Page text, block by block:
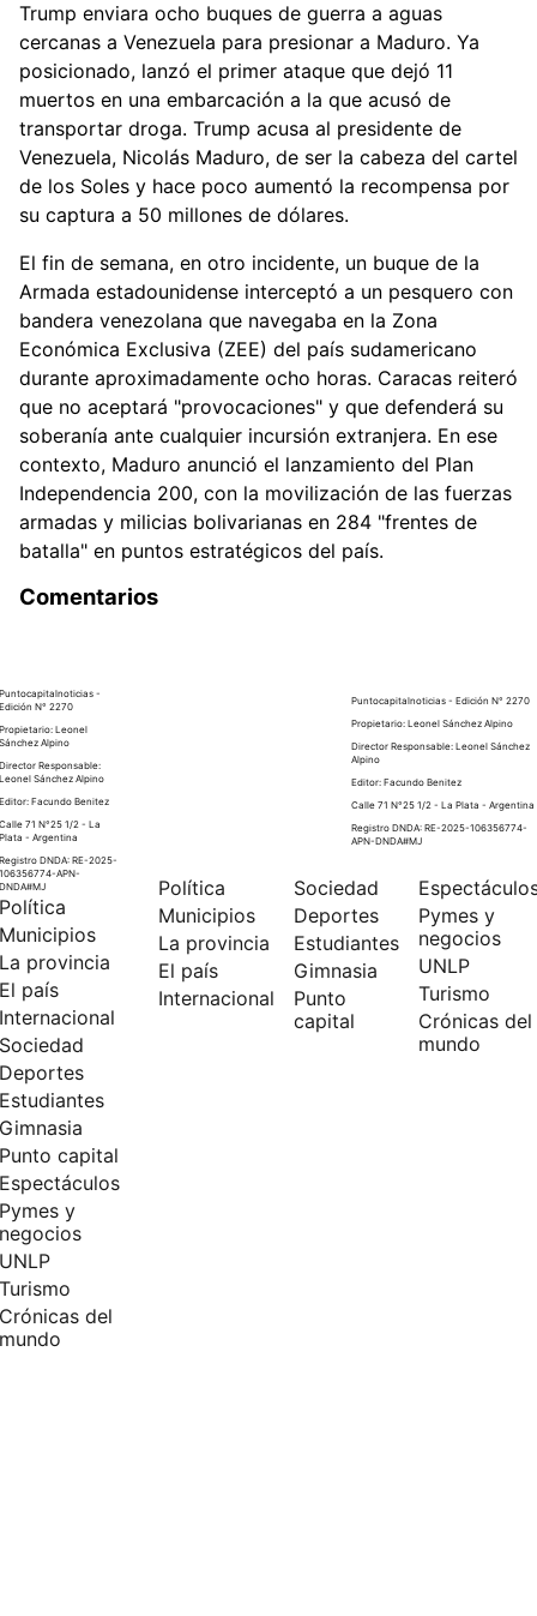
Trump enviara ocho buques de guerra a aguas
cercanas a Venezuela para presionar a Maduro. Ya
posicionado, lanzó el primer ataque que dejó 11
muertos en una embarcación a la que acusó de
transportar droga. Trump acusa al presidente de
Venezuela, Nicolás Maduro, de ser la cabeza del cartel
de los Soles y hace poco aumentó la recompensa por
su captura a 50 millones de dólares.
El fin de semana, en otro incidente, un buque de la
Armada estadounidense interceptó a un pesquero con
bandera venezolana que navegaba en la Zona
Económica Exclusiva (ZEE) del país sudamericano
durante aproximadamente ocho horas. Caracas reiteró
que no aceptará "provocaciones" y que defenderá su
soberanía ante cualquier incursión extranjera. En ese
contexto, Maduro anunció el lanzamiento del Plan
Independencia 200, con la movilización de las fuerzas
armadas y milicias bolivarianas en 284 "frentes de
batalla" en puntos estratégicos del país.
Comentarios
-
N° 2270
Leonel
Alpino
Responsable:
Sánchez Alpino
Facundo Benitez
71 N°25 1/2 - La
- Argentina
DNDA: RE-2025-
APN-
provincia
país
capital
y
del
Puntocapitalnoticias - Edición N° 2270
Propietario: Leonel Sánchez Alpino
Director Responsable: Leonel Sánchez
Alpino
Editor: Facundo Benitez
Calle 71 N°25 1/2 - La Plata - Argentina
Registro DNDA: RE-2025-106356774-
APN-DNDA#MJ
Política
Municipios
La provincia
El país
Internacional
Sociedad
Deportes
Estudiantes
Gimnasia
Punto
capital
Pymes y
negocios
UNLP
Turismo
Crónicas del
mundo